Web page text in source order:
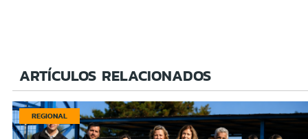
ARTÍCULOS RELACIONADOS
REGIONAL